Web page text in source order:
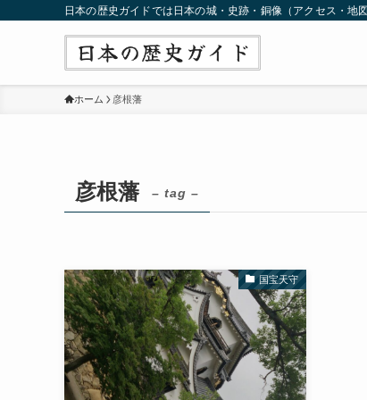
日本の歴史ガイドでは日本の城・史跡・銅像（アクセス・地
ホーム 彦根藩
彦根藩 – tag –
国宝天守